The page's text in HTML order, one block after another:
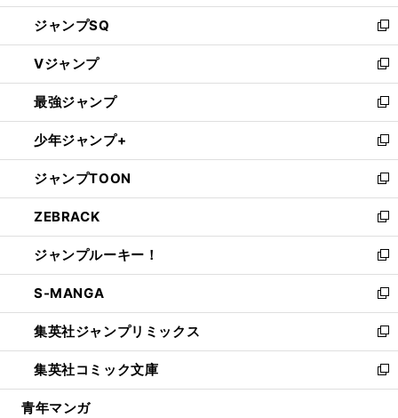
し
い
ウ
ィ
ン
ド
ウ
で
開
く
ジャンプSQ
新
し
い
ウ
ィ
ン
ド
ウ
で
開
く
Vジャンプ
新
し
い
ウ
ィ
ン
ド
ウ
で
開
く
最強ジャンプ
新
し
い
ウ
ィ
ン
ド
ウ
で
開
く
少年ジャンプ+
新
し
い
ウ
ィ
ン
ド
ウ
で
開
く
ジャンプTOON
新
し
い
ウ
ィ
ン
ド
ウ
で
開
く
ZEBRACK
新
し
い
ウ
ィ
ン
ド
ウ
で
開
ジャンプルーキー！
新
し
い
ウ
ィ
ン
ド
ウ
S-MANGA
新
し
い
ウ
ィ
ン
集英社ジャンプリミックス
新
し
い
ウ
集英社コミック文庫
新
し
青年マンガ